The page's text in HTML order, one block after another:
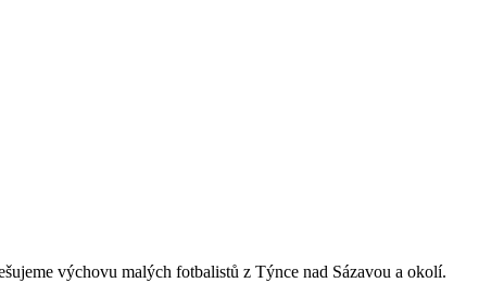
výchovu malých fotbalistů z Týnce nad Sázavou a okolí.